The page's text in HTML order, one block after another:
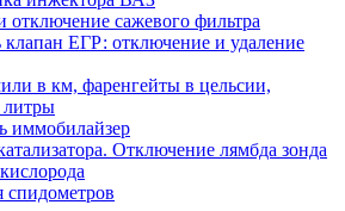
отключение сажевого фильтра
клапан ЕГР: отключение и удаление
в км, фаренгейты в цельсии,
литры
иммобилайзер
Отключение лямбда зонда
спидометров